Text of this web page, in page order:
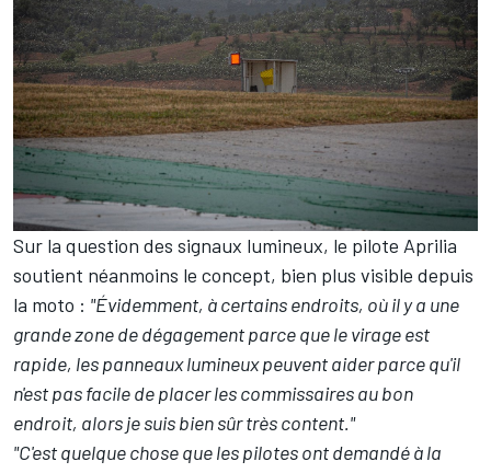
Sur la question des signaux lumineux, le pilote Aprilia
soutient néanmoins le concept, bien plus visible depuis
la moto : "Évidemment, à certains endroits, où il y a une
grande zone de dégagement parce que le virage est
rapide, les panneaux lumineux peuvent aider parce qu'il
n'est pas facile de placer les commissaires au bon
endroit, alors je suis bien sûr très content."
"C'est quelque chose que les pilotes ont demandé à la